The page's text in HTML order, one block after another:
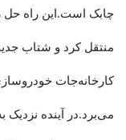
چابک است.این راه حل
منتقل کرد و شتاب
کارخانه‌جات
می‌برد.در آینده نزدیک